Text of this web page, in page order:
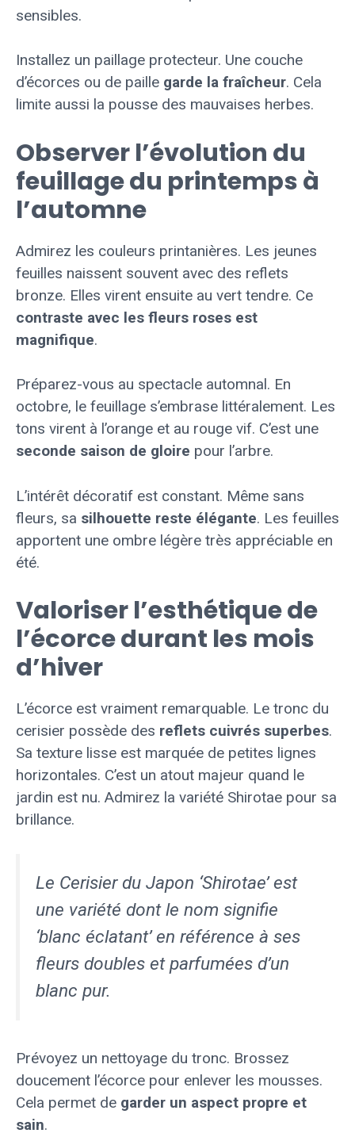
sensibles.
Installez un paillage protecteur. Une couche
d’écorces ou de paille garde la fraîcheur. Cela
limite aussi la pousse des mauvaises herbes.
Observer l’évolution du
feuillage du printemps à
l’automne
Admirez les couleurs printanières. Les jeunes
feuilles naissent souvent avec des reflets
bronze. Elles virent ensuite au vert tendre. Ce
contraste avec les fleurs roses est
magnifique.
Préparez-vous au spectacle automnal. En
octobre, le feuillage s’embrase littéralement. Les
tons virent à l’orange et au rouge vif. C’est une
seconde saison de gloire pour l’arbre.
L’intérêt décoratif est constant. Même sans
fleurs, sa silhouette reste élégante. Les feuilles
apportent une ombre légère très appréciable en
été.
Valoriser l’esthétique de
l’écorce durant les mois
d’hiver
L’écorce est vraiment remarquable. Le tronc du
cerisier possède des reflets cuivrés superbes.
Sa texture lisse est marquée de petites lignes
horizontales. C’est un atout majeur quand le
jardin est nu. Admirez la variété Shirotae pour sa
brillance.
Le Cerisier du Japon ‘Shirotae’ est
une variété dont le nom signifie
‘blanc éclatant’ en référence à ses
fleurs doubles et parfumées d’un
blanc pur.
Prévoyez un nettoyage du tronc. Brossez
doucement l’écorce pour enlever les mousses.
Cela permet de garder un aspect propre et
sain.